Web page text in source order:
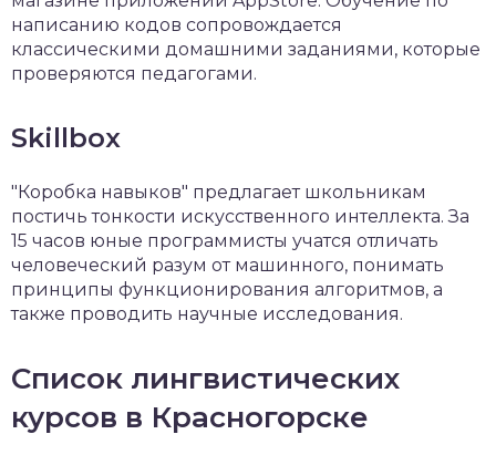
написанию кодов сопровождается
классическими домашними заданиями, которые
проверяются педагогами.
Skillbox
"Коробка навыков" предлагает школьникам
постичь тонкости искусственного интеллекта. За
15 часов юные программисты учатся отличать
человеческий разум от машинного, понимать
принципы функционирования алгоритмов, а
также проводить научные исследования.
Список лингвистических
курсов в Красногорске